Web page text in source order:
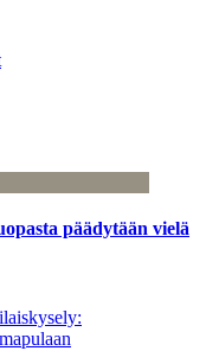
päädytään vielä